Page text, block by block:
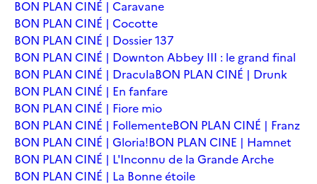
BON PLAN CINÉ | Caravane
BON PLAN CINÉ | Cocotte
BON PLAN CINÉ | Dossier 137
BON PLAN CINÉ | Downton Abbey III : le grand final
BON PLAN CINÉ | DraculaBON PLAN CINÉ | Drunk
BON PLAN CINÉ | En fanfare
BON PLAN CINÉ | Fiore mio
BON PLAN CINÉ | FollementeBON PLAN CINÉ | Franz
BON PLAN CINÉ | Gloria!BON PLAN CINE | Hamnet
BON PLAN CINÉ | L'Inconnu de la Grande Arche
BON PLAN CINÉ | La Bonne étoile